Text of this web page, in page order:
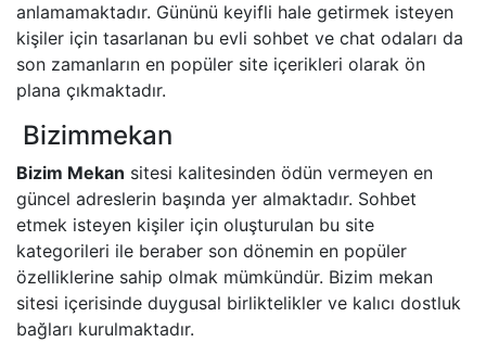
anlamamaktadır. Gününü keyifli hale getirmek isteyen
kişiler için tasarlanan bu evli sohbet ve chat odaları da
son zamanların en popüler site içerikleri olarak ön
plana çıkmaktadır.
Bizimmekan
Bizim Mekan sitesi kalitesinden ödün vermeyen en
güncel adreslerin başında yer almaktadır. Sohbet
etmek isteyen kişiler için oluşturulan bu site
kategorileri ile beraber son dönemin en popüler
özelliklerine sahip olmak mümkündür. Bizim mekan
sitesi içerisinde duygusal birliktelikler ve kalıcı dostluk
bağları kurulmaktadır.